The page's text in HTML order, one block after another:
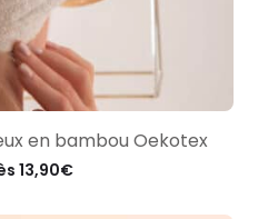
en bambou Oekotex
13,90€